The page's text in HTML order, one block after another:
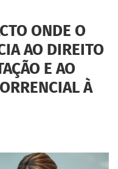
ONDE O
AO DIREITO
E AO
À